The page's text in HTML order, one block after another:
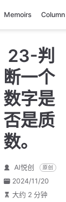
Memoirs Column
23-判
断一个
数字是
否是质
数。
AI悦创 原创
2024/11/20
大约 2 分钟